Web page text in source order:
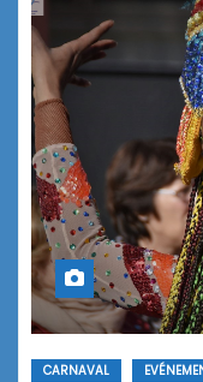
CARNAVAL